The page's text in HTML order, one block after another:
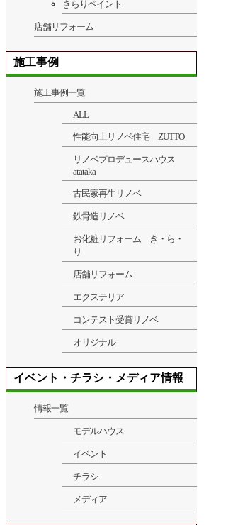
きらりペイント
店舗リフォーム
施工事例
施工事例一覧
ALL
性能向上リノベ住宅 ZUTTO
リノベプロデュースハウス
atataka
古民家再生リノベ
鉄骨造リノベ
お化粧リフォーム き・ら・
り
店舗リフォーム
エクステリア
コンテスト受賞リノベ
オリジナル
イベント・チラシ・メディア情報
情報一覧
モデルハウス
イベント
チラシ
メディア